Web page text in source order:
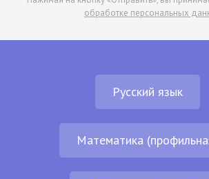
обработке персональных
Русский язык
Математика